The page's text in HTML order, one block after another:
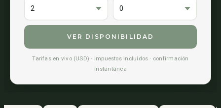
VER DISPONIBILIDAD
Tarifas en vivo (USD) · impuestos incluidos · confirmación
instantánea